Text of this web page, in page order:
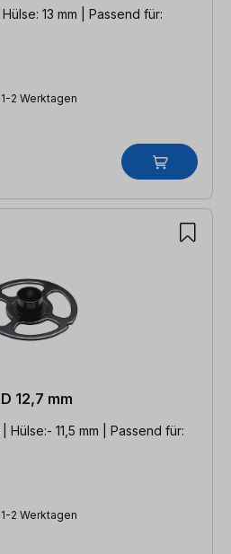
13 mm | Passend für:
2 Werktagen
12,7 mm
| Hülse:- 11,5 mm | Passend für:
2 Werktagen